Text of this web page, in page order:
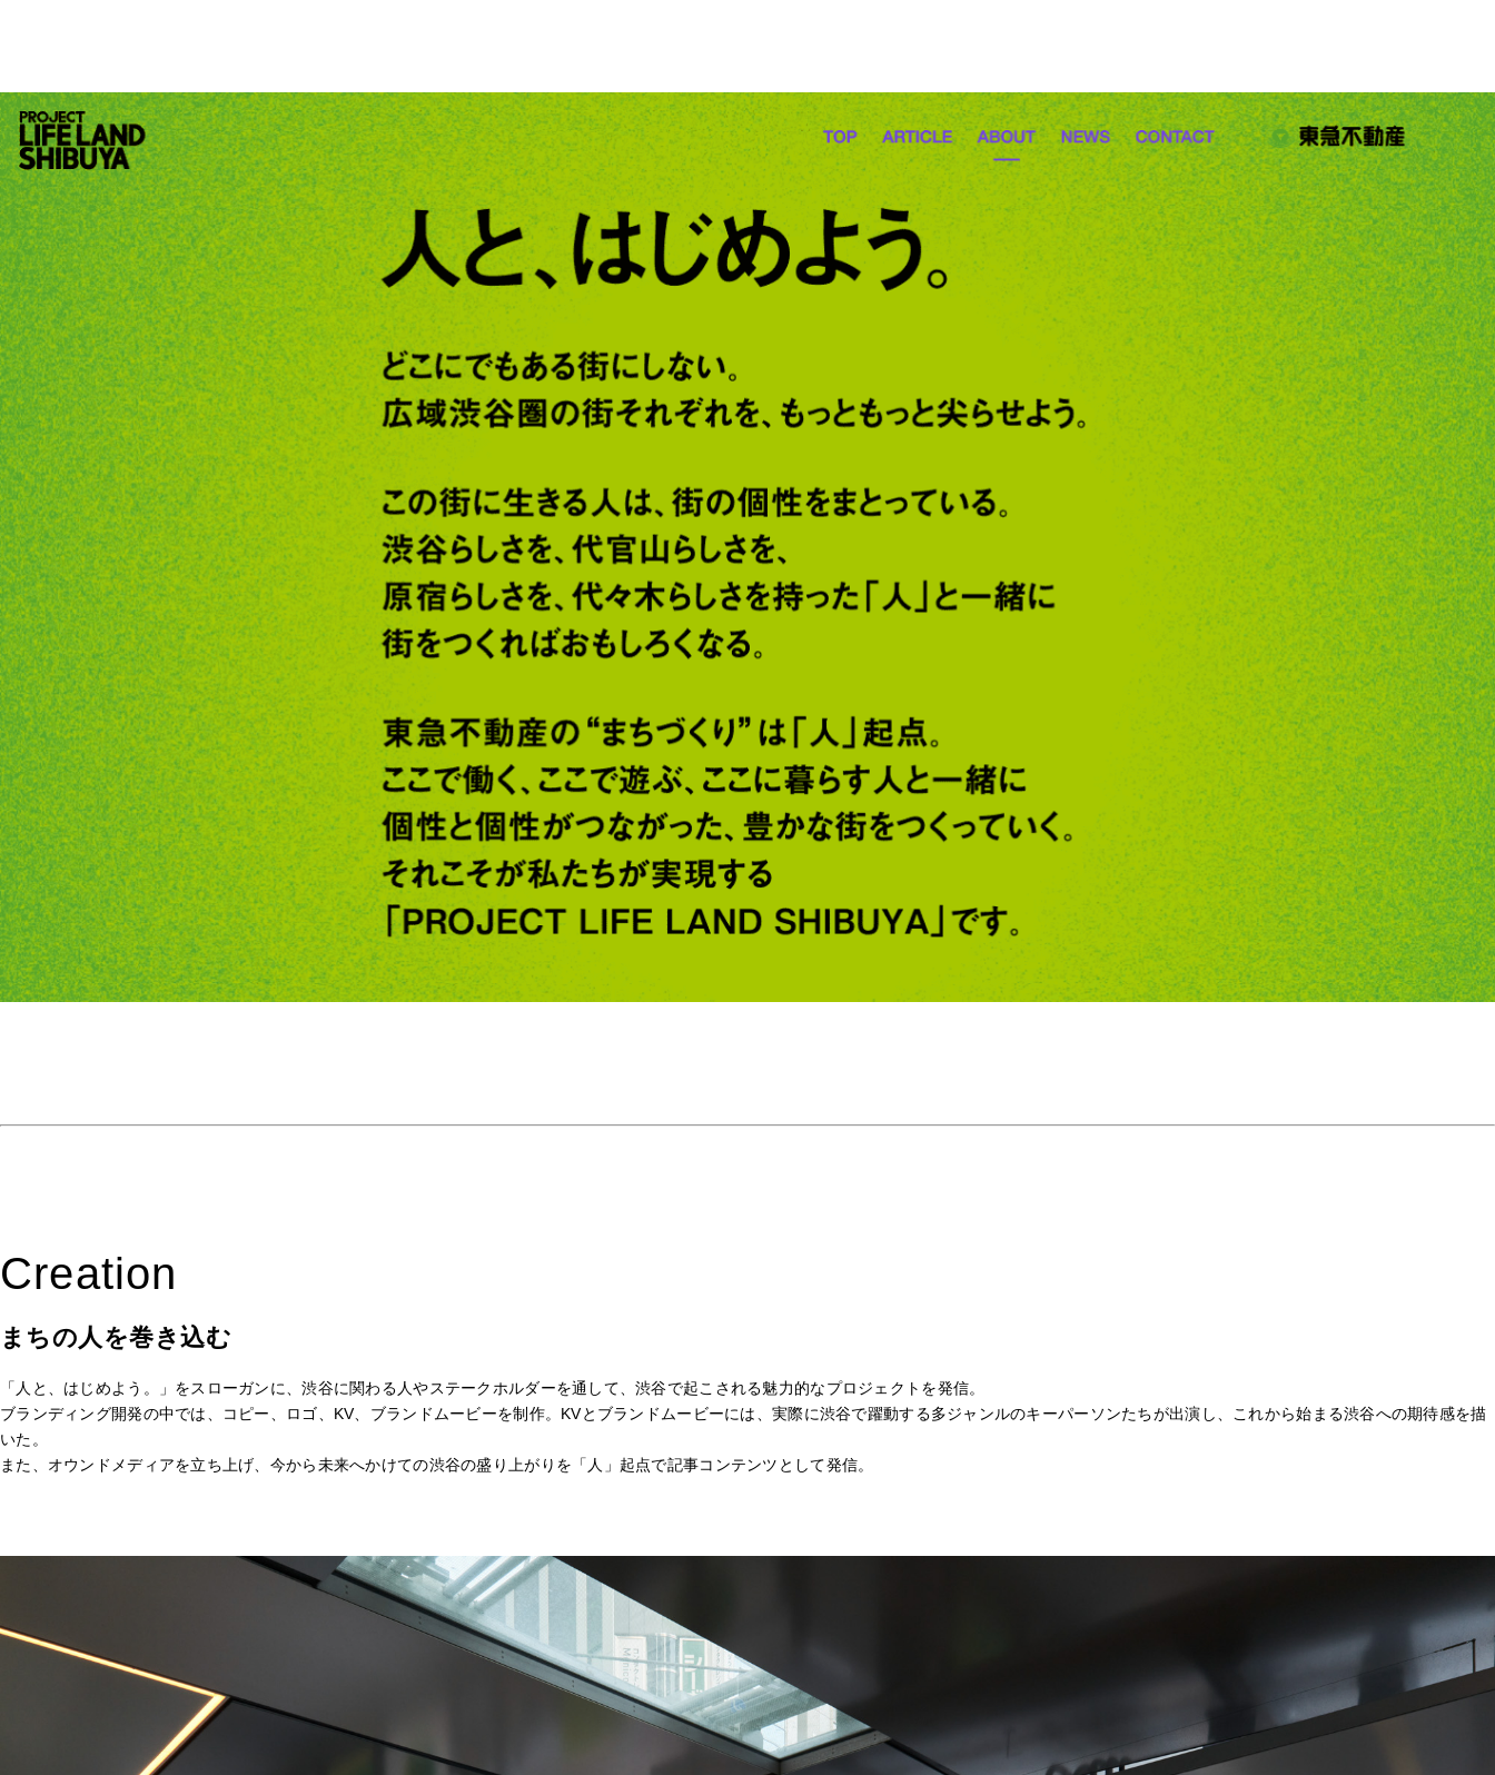
Creation
まちの人を巻き込む
「人と、はじめよう。」をスローガンに、渋谷に関わる人やステークホルダーを通して、渋谷で起こされる魅力的なプロジェクトを発信。
ブランディング開発の中では、コピー、ロゴ、KV、ブランドムービーを制作。KVとブランドムービーには、実際に渋谷で躍動する多ジャンルのキーパーソンたちが出演し、これから始まる渋谷への期待感を描
いた。
また、オウンドメディアを立ち上げ、今から未来へかけての渋谷の盛り上がりを「人」起点で記事コンテンツとして発信。